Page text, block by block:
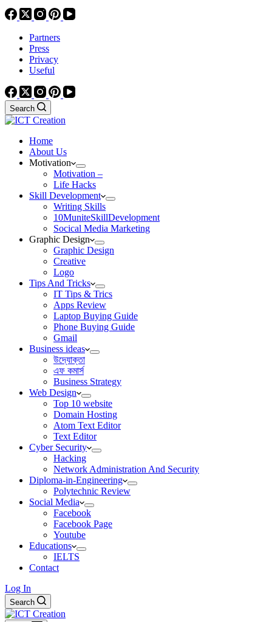
Partners
Press
Privacy
Useful
Search
Home
About Us
Motivation
Motivation –
Life Hacks
Skill Development
Writing Skills
10MuniteSkillDevelopment
Socical Media Marketing
Graphic Design
Graphic Design
Creative
Logo
Tips And Tricks
IT Tips & Trics
Apps Review
Laptop Buying Guide
Phone Buying Guide
Gmail
Business ideas
উদ্যোক্তা
এফ কমার্স
Business Strategy
Web Design
Top 10 website
Domain Hosting
Atom Text Editor
Text Editor
Cyber Security
Hacking
Network Administration And Security
Diploma-in-Engineering
Polytechnic Review
Social Media
Facebook
Facebook Page
Youtube
Educations
IELTS
Contact
Log In
Search